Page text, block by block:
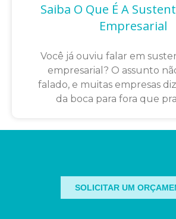
Saiba O Que É A
Empresarial
Você já ouviu falar em
empresarial? O assunto
falado, e muitas empresas
da boca para fora que
SOLICITAR UM